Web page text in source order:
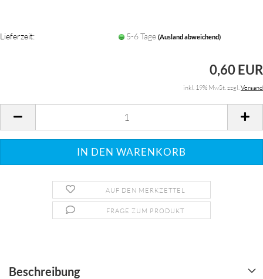
Lieferzeit: 5-6 Tage (Ausland abweichend)
0,60 EUR
inkl. 19% MwSt. zzgl.Versand
AUF DEN MERKZETTEL
FRAGE ZUM PRODUKT
Beschreibung